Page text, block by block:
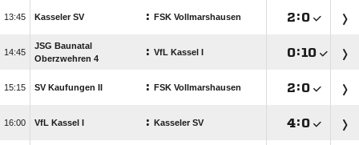
 Kasseler SV : FSK Vollmarshausen :

JSG Baunatal
Oberzwehren 4
: VfL Kassel I :
 SV Kaufungen II : FSK Vollmarshausen :
 VfL Kassel I : Kasseler SV :